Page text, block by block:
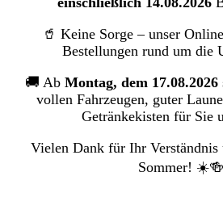
Bildergalerie überspringen
🥤 Keine Sorge – unser
Bestellungen rund um die
🚚 Ab Montag, dem 17.08.2026
vollen Fahrzeugen, guter
Getränkekisten für Sie
Vielen Dank für Ihr Verständnis
Sommer! ☀️🍻